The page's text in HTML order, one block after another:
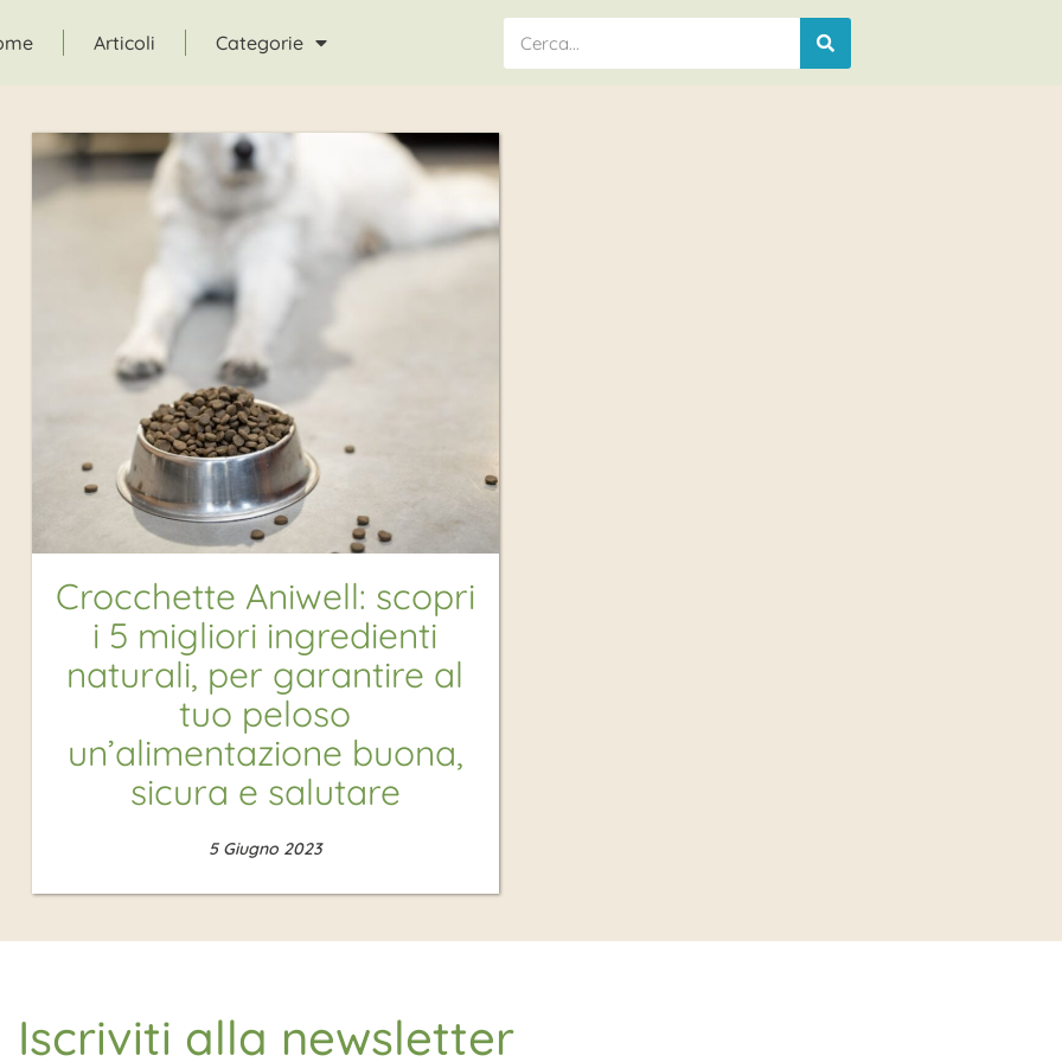
Articoli Categorie
Crocchette Aniwell: scopri
i 5 migliori ingredienti
naturali, per garantire al
tuo peloso
un’alimentazione buona,
sicura e salutare
5 Giugno 2023
Iscriviti alla newsletter